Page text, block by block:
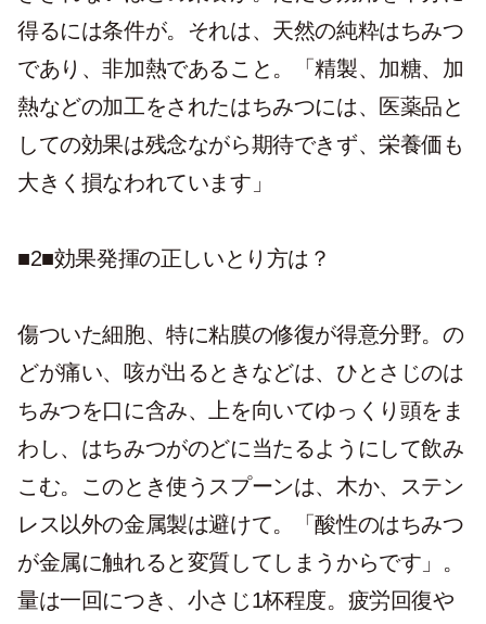
得るには条件が。それは、天然の純粋はちみつ
であり、非加熱であること。「精製、加糖、加
熱などの加工をされたはちみつには、医薬品と
しての効果は残念ながら期待できず、栄養価も
大きく損なわれています」
■2■効果発揮の正しいとり方は？
傷ついた細胞、特に粘膜の修復が得意分野。の
どが痛い、咳が出るときなどは、ひとさじのは
ちみつを口に含み、上を向いてゆっくり頭をま
わし、はちみつがのどに当たるようにして飲み
こむ。このとき使うスプーンは、木か、ステン
レス以外の金属製は避けて。「酸性のはちみつ
が金属に触れると変質してしまうからです」。
量は一回につき、小さじ1杯程度。疲労回復や